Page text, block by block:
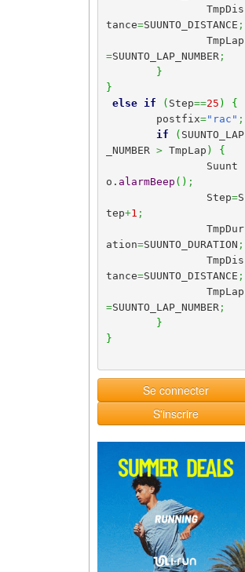
tance=SUUNTO_DISTANCE ;
		TmpLap
=SUUNTO_LAP_NUMBER ;
}
}
else
if ( Step==25 )
{
	postfix
="rac" ;
if
( SUUNTO_LAP
_NUMBER > TmpLap )
{
o. alarmBeep ( ) ;
		Step
=S
tep+1 ;
ation=SUUNTO_DURATION ;
tance=SUUNTO_DISTANCE ;
		TmpLap
=SUUNTO_LAP_NUMBER ;
}
}
Se connecter
S'inscrire